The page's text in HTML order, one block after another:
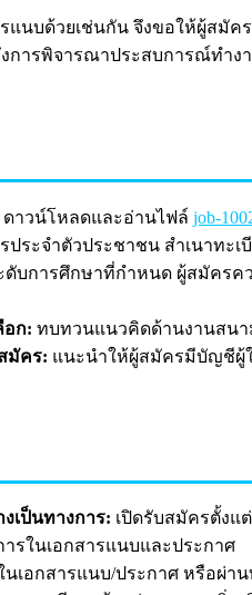
รแนบด้วยเช่นกัน จึงขอให้ผู้สมั
การพิจารณาประสบการณ์ทำ
ดาวน์โหลดและอ่านไฟล์ job-
รประจำตัวประชาชน สำเนาท
ดับการศึกษาที่กำหนด ผู้สมัคร
อก: ทบทวนแนวคิดด้านงานสนา
มัคร: แนะนำให้ผู้สมัครมีบัญชีผู้ใ
เป็นทางการ: เปิดรับสมัครตั้งแ
ารในเอกสารแนบและประกาศ
นเอกสารแนบ/ประกาศ หรือผ่า